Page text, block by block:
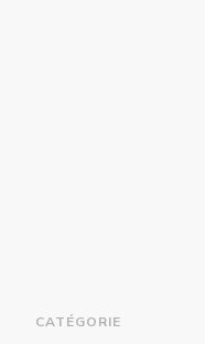
CATÉGORIE